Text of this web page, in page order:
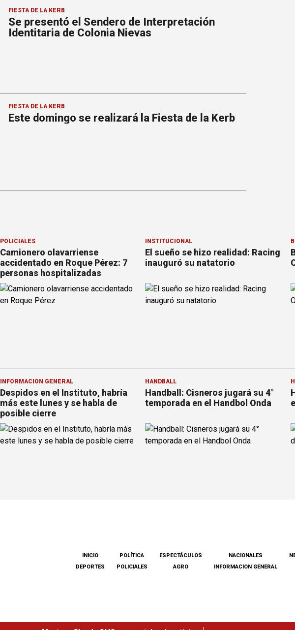
FIESTA DE LA KERB
Se presentó el Sendero de Interpretación
Identitaria de Colonia Nievas
FIESTA DE LA KERB
Este domingo se realizará la Fiesta de la Kerb
POLICIALES
Camionero olavarriense
accidentado en Roque Pérez: 7
personas hospitalizadas
INSTITUCIONAL
El sueño se hizo realidad: Racing
inauguró su natatorio
INFORMACION GENERAL
Despidos en el Instituto, habría
más este lunes y se habla de
posible cierre
HANDBALL
Handball: Cisneros jugará su 4°
temporada en el Handbol Onda
INICIO
DEPORTES
POLÍTICA
POLICIALES
ESPECTÁCULOS
AGRO
NACIONALES
INFORMACION GENERAL